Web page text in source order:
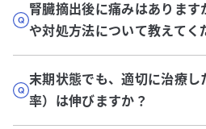
腎臓摘出後に痛みはありま
や対処方法について教えてく
末期状態でも、適切に治療し
率）は伸びますか？